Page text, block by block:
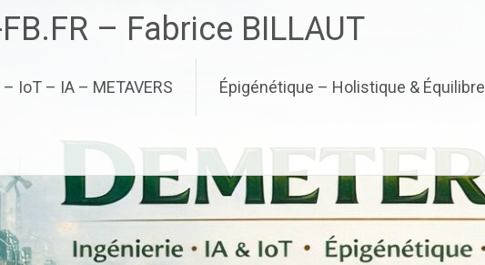
– Fabrice BILLAUT
– IoT – IA – METAVERS Épigénétique – Holistique & Équilibre